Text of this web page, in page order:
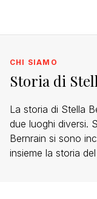
CHI SIAMO
Storia di
La storia di Stella
due luoghi diversi.
Bernrain si sono
insieme la storia